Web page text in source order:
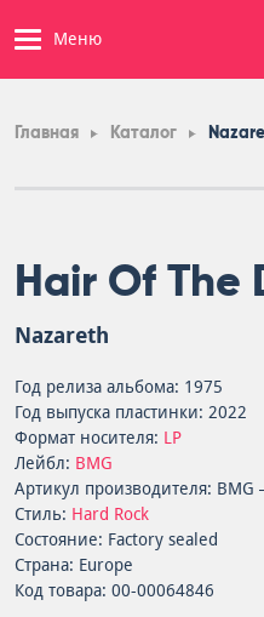
Меню
Главная Каталог
Hair Of The
Nazareth
Год релиза альбома: 1975
Год выпуска пластинки: 2022
Формат носителя: LP
Лейбл: BMG
Артикул производителя: BMG
Стиль: Hard Rock
Состояние: Factory sealed
Страна: Europe
Код товара: 00-00064846